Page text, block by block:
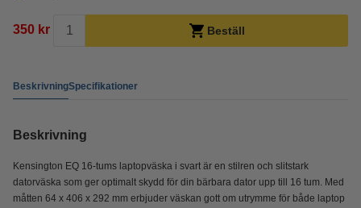
350 kr Beställ
BeskrivningSpecifikationer
Beskrivning
Kensington EQ 16-tums laptopväska i svart är en stilren och slitstark
datorväska som ger optimalt skydd för din bärbara dator upp till 16 tum. Med
måtten 64 x 406 x 292 mm erbjuder väskan gott om utrymme för både laptop